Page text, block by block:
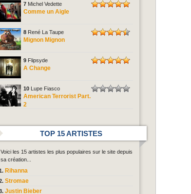
7 Michel Vedette
Comme un Aigle
8 René La Taupe
Mignon Mignon
9 Flipsyde
A Change
10 Lupe Fiasco
American Terrorist Part.
2
TOP 15 ARTISTES
Voici les 15 artistes les plus populaires sur le site depuis
sa création...
Rihanna
Stromae
Justin Bieber